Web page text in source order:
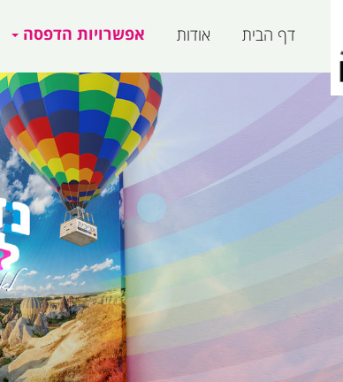
דף הבית אודות אפשרויות הדפסה